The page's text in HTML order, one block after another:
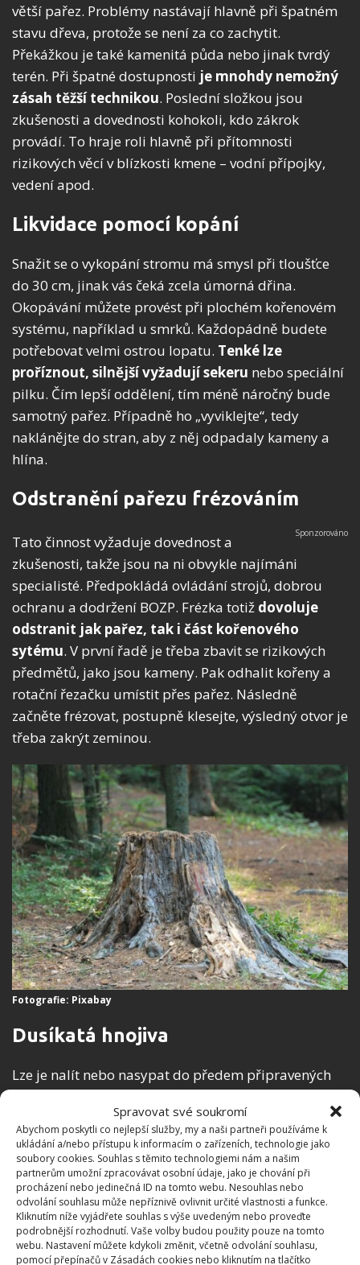
Spravovat své soukromí
Abychom poskytli co nejlepší služby, my a naši partneři používáme k
ukládání a/nebo přístupu k informacím o zařízeních, technologie jako
soubory cookies. Souhlas s těmito technologiemi nám a našim
partnerům umožní zpracovávat osobní údaje, jako je chování při
procházení nebo jedinečná ID na tomto webu. Nesouhlas nebo
odvolání souhlasu může nepříznivě ovlivnit určité vlastnosti a funkce.
Kliknutím níže vyjádřete souhlas s výše uvedeným nebo proveďte
podrobnější rozhodnutí. Vaše volby budou použity pouze na tomto
webu. Nastavení můžete kdykoli změnit, včetně odvolání souhlasu,
pomocí přepínačů v Zásadách cookies nebo kliknutím na tlačítko
větší pařez. Problémy nastávají hlavně při špatném
stavu dřeva, protože se není za co zachytit.
Překážkou je také kamenitá půda nebo jinak tvrdý
terén. Při špatné dostupnosti je mnohdy nemožný
zásah těžší technikou. Poslední složkou jsou
zkušenosti a dovednosti kohokoli, kdo zákrok
provádí. To hraje roli hlavně při přítomnosti
rizikových věcí v blízkosti kmene – vodní přípojky,
vedení apod.
Likvidace pomocí kopání
Snažit se o vykopání stromu má smysl při tloušťce
do 30 cm, jinak vás čeká zcela úmorná dřina.
Okopávání můžete provést při plochém kořenovém
systému, například u smrků. Každopádně budete
potřebovat velmi ostrou lopatu. Tenké lze
proříznout, silnější vyžadují sekeru nebo speciální
pilku. Čím lepší oddělení, tím méně náročný bude
samotný pařez. Případně ho „vyviklejte“, tedy
naklánějte do stran, aby z něj odpadaly kameny a
hlína.
Odstranění pařezu frézováním
Tato činnost vyžaduje dovednost a
zkušenosti, takže jsou na ni obvykle najímáni
specialisté. Předpokládá ovládání strojů, dobrou
ochranu a dodržení BOZP. Frézka totiž dovoluje
odstranit jak pařez, tak i část kořenového
sytému. V první řadě je třeba zbavit se rizikových
předmětů, jako jsou kameny. Pak odhalit kořeny a
rotační řezačku umístit přes pařez. Následně
začněte frézovat, postupně klesejte, výsledný otvor je
třeba zakrýt zeminou.
Fotografie: Pixabay
Dusíkatá hnojiva
Lze je nalít nebo nasypat do předem připravených
vyříznout do úrovně asi 3–5 cm pod povrchem země,
poté vyvrtejte otvory. Patří sem dusičnan amonný
(syntetický),močovina (syntetická), hnůj
(přírodní), guáno (přírodní)a kopřivový hnůj (také
přírodní). Tyto látky způsobí, že se na pařezu usadí
plísně a související organismy ho postupně rozloží.
Pařez pak asi za 2–3 roky kompletně uhnije.